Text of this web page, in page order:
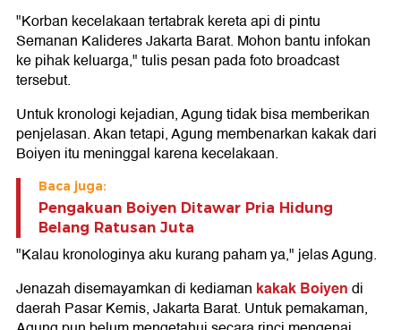
"Korban kecelakaan tertabrak kereta api di pintu
Semanan Kalideres Jakarta Barat. Mohon bantu infokan
ke pihak keluarga," tulis pesan pada foto broadcast
tersebut.
Untuk kronologi kejadian, Agung tidak bisa memberikan
penjelasan. Akan tetapi, Agung membenarkan kakak dari
Boiyen itu meninggal karena kecelakaan.
Baca juga:
Pengakuan Boiyen Ditawar Pria Hidung
Belang Ratusan Juta
"Kalau kronologinya aku kurang paham ya," jelas Agung.
Jenazah disemayamkan di kediaman kakak Boiyendi
daerah Pasar Kemis, Jakarta Barat. Untuk pemakaman,